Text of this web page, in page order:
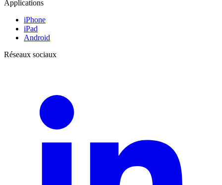
Applications
iPhone
iPad
Android
Réseaux sociaux